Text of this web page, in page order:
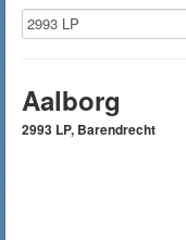
Aalborg
2993 LP, Barendrecht